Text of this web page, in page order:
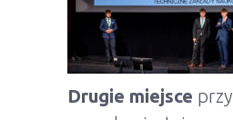
Drugie miejsce